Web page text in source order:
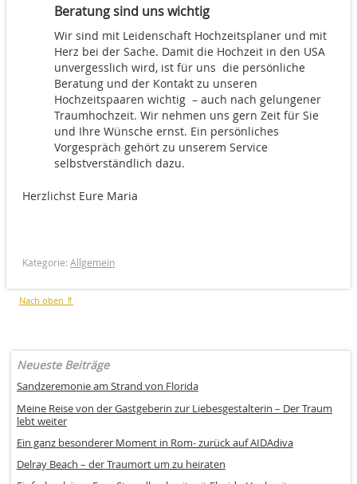
Beratung sind uns wichtig
Wir sind mit Leidenschaft Hochzeitsplaner und mit
Herz bei der Sache. Damit die Hochzeit in den USA
unvergesslich wird, ist für uns die persönliche
Beratung und der Kontakt zu unseren
Hochzeitspaaren wichtig – auch nach gelungener
Traumhochzeit. Wir nehmen uns gern Zeit für Sie
und Ihre Wünsche ernst. Ein persönliches
Vorgespräch gehört zu unserem Service
selbstverständlich dazu.
Herzlichst Eure Maria
Kategorie: Allgemein
Nach oben ⇑
Neueste Beiträge
Sandzeremonie am Strand von Florida
Meine Reise von der Gastgeberin zur Liebesgestalterin – Der Traum
lebt weiter
Ein ganz besonderer Moment in Rom- zurück auf AIDAdiva
Delray Beach – der Traumort um zu heiraten